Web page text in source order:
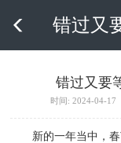

错过又要
时间: 2024-04-17
新的一年当中，